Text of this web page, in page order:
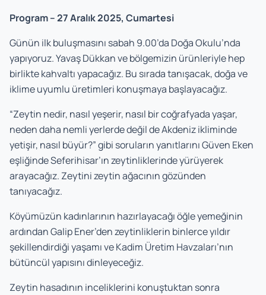
Program – 27 Aralık 2025, Cumartesi
Günün ilk buluşmasını sabah 9.00’da Doğa Okulu’nda
yapıyoruz. Yavaş Dükkan ve bölgemizin ürünleriyle hep
birlikte kahvaltı yapacağız. Bu sırada tanışacak, doğa ve
iklime uyumlu üretimleri konuşmaya başlayacağız.
“Zeytin nedir, nasıl yeşerir, nasıl bir coğrafyada yaşar,
neden daha nemli yerlerde değil de Akdeniz ikliminde
yetişir, nasıl büyür?” gibi soruların yanıtlarını Güven Eken
eşliğinde Seferihisar’ın zeytinliklerinde yürüyerek
arayacağız. Zeytini zeytin ağacının gözünden
tanıyacağız.
Köyümüzün kadınlarının hazırlayacağı öğle yemeğinin
ardından Galip Ener’den zeytinliklerin binlerce yıldır
şekillendirdiği yaşamı ve Kadim Üretim Havzaları’nın
bütüncül yapısını dinleyeceğiz.
Zeytin hasadının inceliklerini konuştuktan sonra